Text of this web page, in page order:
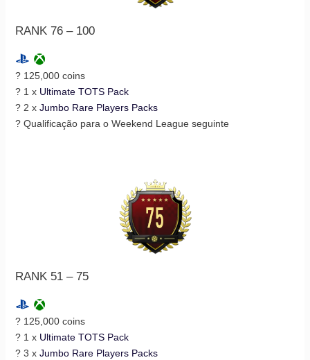
RANK 76 – 100
? 125,000 coins
? 1 x Ultimate TOTS Pack
? 2 x Jumbo Rare Players Packs
? Qualificação para o Weekend League seguinte
RANK 51 – 75
? 125,000 coins
? 1 x Ultimate TOTS Pack
? 3 x Jumbo Rare Players Packs